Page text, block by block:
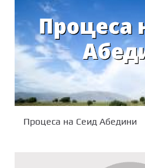
Процеса на Сеид Абедини